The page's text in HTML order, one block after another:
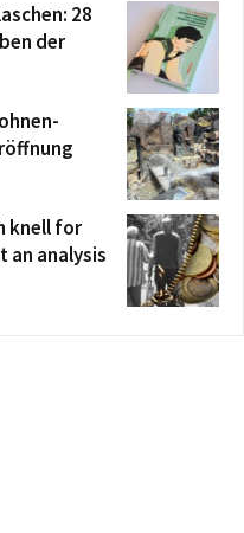
28
der
knell for
an analysis